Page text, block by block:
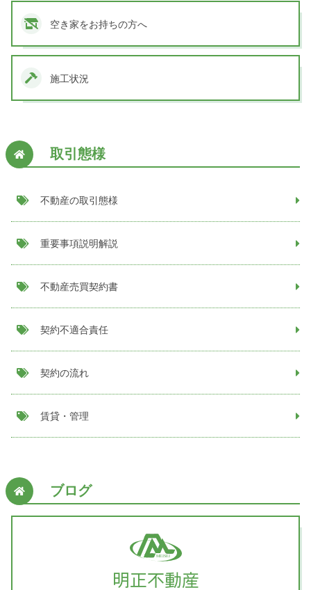
空き家をお持ちの方へ
施工状況
取引態様
不動産の取引態様
重要事項説明解説
不動産売買契約書
契約不適合責任
契約の流れ
賃貸・管理
ブログ
MEISEI
明正不動産